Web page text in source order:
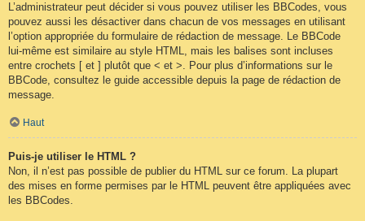
L’administrateur peut décider si vous pouvez utiliser les BBCodes, vous
pouvez aussi les désactiver dans chacun de vos messages en utilisant
l’option appropriée du formulaire de rédaction de message. Le BBCode
lui-même est similaire au style HTML, mais les balises sont incluses
entre crochets [ et ] plutôt que < et >. Pour plus d’informations sur le
BBCode, consultez le guide accessible depuis la page de rédaction de
message.
Haut
Puis-je utiliser le HTML ?
Non, il n’est pas possible de publier du HTML sur ce forum. La plupart
des mises en forme permises par le HTML peuvent être appliquées avec
les BBCodes.